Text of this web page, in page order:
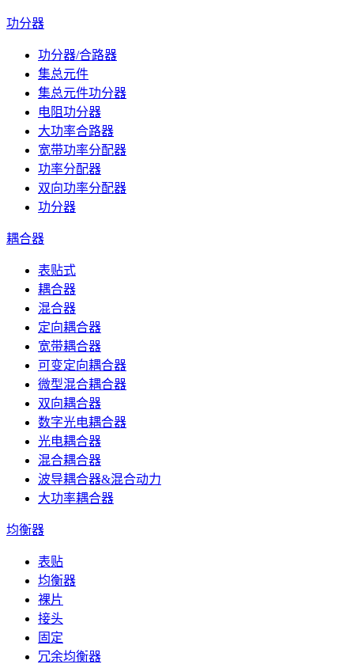
功分器
功分器/合路器
集总元件
集总元件功分器
电阻功分器
大功率合路器
宽带功率分配器
功率分配器
双向功率分配器
功分器
耦合器
表贴式
耦合器
混合器
定向耦合器
宽带耦合器
可变定向耦合器
微型混合耦合器
双向耦合器
数字光电耦合器
光电耦合器
混合耦合器
波导耦合器&混合动力
大功率耦合器
均衡器
表贴
均衡器
裸片
接头
固定
冗余均衡器